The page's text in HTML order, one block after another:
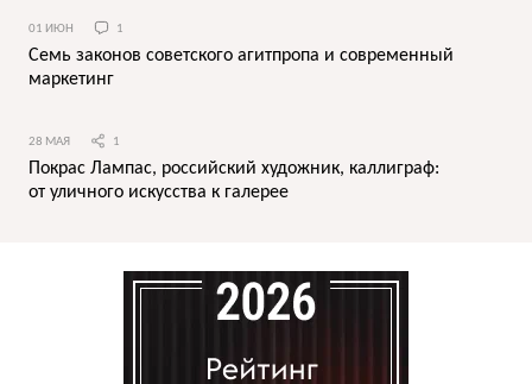
01 ИЮН 1
Семь законов советского агитпропа и современный
маркетинг
28 МАЯ 1
Покрас Лампас, российский художник, каллиграф:
от уличного искусства к галерее